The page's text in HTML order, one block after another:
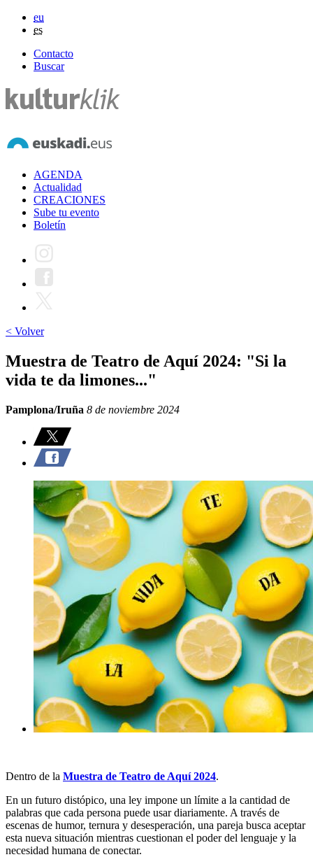
eu
es
Contacto
Buscar
AGENDA
Actualidad
CREACIONES
Sube tu evento
Boletín
< Volver
Muestra de Teatro de Aquí 2024: "Si la
vida te da limones..."
Pamplona/Iruña 8 de noviembre 2024
Dentro de la Muestra de Teatro de Aquí 2024.
En un futuro distópico, una ley impone un límite a la cantidad de
palabras que cada persona puede usar diariamente. A través de
escenas de humor, ternura y desesperación, una pareja busca aceptar
esta nueva situación mientras cuestionan el poder del lenguaje y la
necesidad humana de conectar.